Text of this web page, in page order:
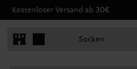
Kostenloser Versand ab 30€
Socken